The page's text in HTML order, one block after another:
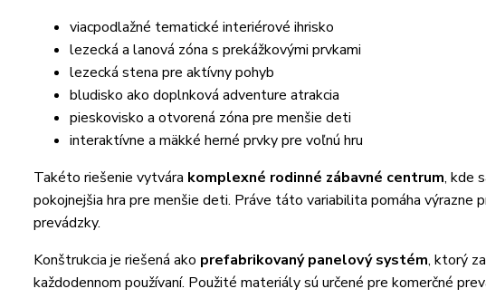
viacpodlažné tematické interiérové ihrisko
lezecká a lanová zóna s prekážkovými prvkami
lezecká stena pre aktívny pohyb
bludisko ako doplnková adventure atrakcia
pieskovisko a otvorená zóna pre menšie deti
interaktívne a mäkké herné prvky pre voľnú hru
Takéto riešenie vytvára komplexné rodinné zábavné centrum, kde
pokojnejšia hra pre menšie deti. Práve táto variabilita pomáha
prevádzky.
Konštrukcia je riešená ako prefabrikovaný panelový systém, ktorý
každodennom používaní. Použité materiály sú určené pre komerčné